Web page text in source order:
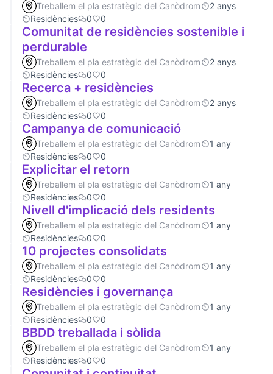
Treballem el pla estratègic del Canòdrom
2 anys
Residències
0 0
Comunitat de residències sostenible i
perdurable
Treballem el pla estratègic del Canòdrom
2 anys
Residències
0 0
Recerca + residències
Treballem el pla estratègic del Canòdrom
2 anys
Residències
0 0
Campanya de comunicació
Treballem el pla estratègic del Canòdrom
1 any
Residències
0 0
Explicitar el retorn
Treballem el pla estratègic del Canòdrom
1 any
Residències
0 0
Nivell d'implicació dels residents
Treballem el pla estratègic del Canòdrom
1 any
Residències
0 0
10 projectes consolidats
Treballem el pla estratègic del Canòdrom
1 any
Residències
0 0
Residències i governança
Treballem el pla estratègic del Canòdrom
1 any
Residències
0 0
BBDD treballada i sòlida
Treballem el pla estratègic del Canòdrom
1 any
Residències
0 0